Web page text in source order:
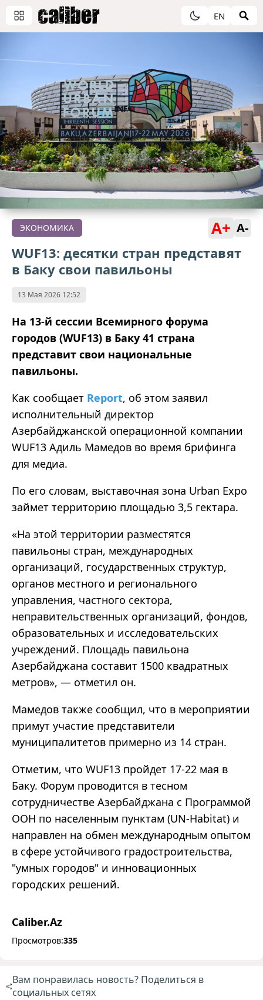
EN
ЭКОНОМИКА A+ A-
WUF13: десятки стран представят
в Баку свои павильоны
13 Мая 2026 12:52
На 13-й сессии Всемирного форума
городов (WUF13) в Баку 41 страна
представит свои национальные
павильоны.
Как сообщает Report, об этом заявил
исполнительный директор
Азербайджанской операционной компании
WUF13 Адиль Мамедов во время брифинга
для медиа.
По его словам, выставочная зона Urban Expo
займет территорию площадью 3,5 гектара.
«На этой территории разместятся
павильоны стран, международных
организаций, государственных структур,
органов местного и регионального
управления, частного сектора,
неправительственных организаций, фондов,
образовательных и исследовательских
учреждений. Площадь павильона
Азербайджана составит 1500 квадратных
метров», — отметил он.
Мамедов также сообщил, что в мероприятии
примут участие представители
муниципалитетов примерно из 14 стран.
Отметим, что WUF13 пройдет 17-22 мая в
Баку. Форум проводится в тесном
сотрудничестве Азербайджана с Программой
ООН по населенным пунктам (UN-Habitat) и
направлен на обмен международным опытом
в сфере устойчивого градостроительства,
"умных городов" и инновационных
городских решений.
Caliber.Az
Просмотров:335
Вам понравилась новость? Поделиться в
социальных сетях